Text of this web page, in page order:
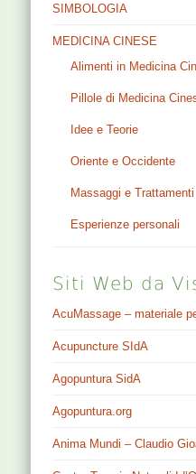
SIMBOLOGIA
MEDICINA CINESE
Alimenti in Medicina
Pillole di Medicina
Idee e Teorie
Oriente e Occidente
Massaggi e Trattamenti
Esperienze personali
Siti Web da
AcuMassage – materiale
Acupuncture SIdA
Agopuntura SidA
Agopuntura.org
Anima Mundi – Claudio